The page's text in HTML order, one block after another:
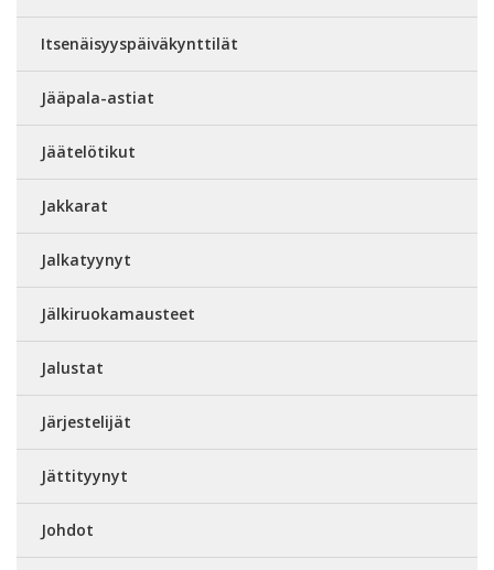
Itsenäisyyspäiväkynttilät
Jääpala-astiat
Jäätelötikut
Jakkarat
Jalkatyynyt
Jälkiruokamausteet
Jalustat
Järjestelijät
Jättityynyt
Johdot